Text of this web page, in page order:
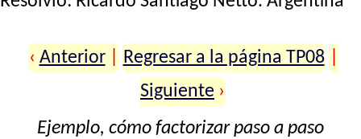
‹ Anterior Regresar a la página TP08
Siguiente ›
Ejemplo, cómo factorizar paso a paso